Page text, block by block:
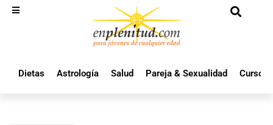
Dietas Astrología Salud Pareja & Sexualidad Cursos